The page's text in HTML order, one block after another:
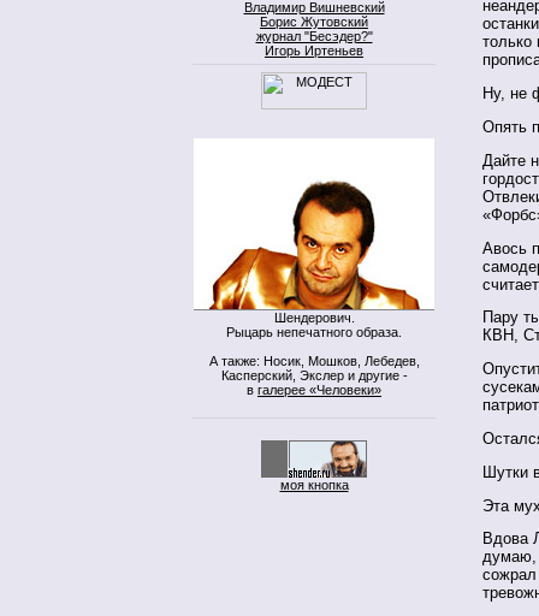
Владимир Вишневский
Борис Жутовский
журнал "Бесэдер?"
Игорь Иртеньев
Шендерович.
Рыцарь непечатного образа.
А также: Носик, Мошков, Лебедев,
Касперский, Экслер и другие -
в галерее «Человеки»
моя кнопка
только
Ну, не
Опять
Дайте
Авось
Пару
КВН,
Эта
Вдова
думаю,
сожрал